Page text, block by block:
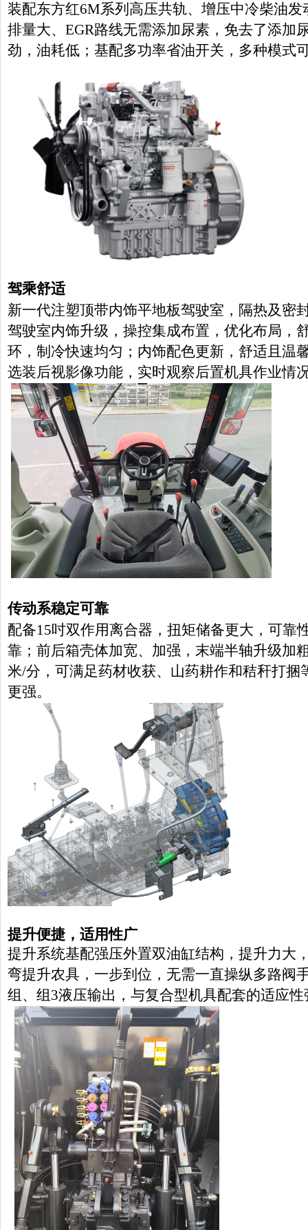
装配东方红6M系列高压共轨、增压中冷柴油
排量大、EGR路线无需添加尿素，免去了添加
劲，油耗低；基配多功率省油开关，多种模式
驾乘舒适
新一代注塑顶带内饰平地板驾驶室，隔热及密
驾驶室内饰升级，操控集成布置，优化布局，
环，制冷快速均匀；内饰配色更新，舒适且温
选装后视影像功能，实时观察后置机具作业情
传动系稳定可靠
配备15吋双作用离合器，扭矩储备更大，可靠
靠；前后箱壳体加宽、加强，末端半轴升级加
米/分，可满足药材收获、山药耕作和秸秆打
更强。
提升便捷， 适用性广
提升系统基配强压外置双油缸结构，提升力大
弯提升农具，一步到位，无需一直操纵多路阀
组、组3液压输出，与复合型机具配套的适应性